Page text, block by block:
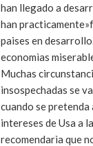
han llegado a
han
paises en
economìas
Muchas
insospechadas se
cuando se
intereses de Usa a
recomendarìa que